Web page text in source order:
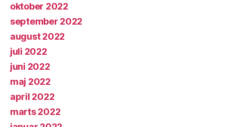
oktober 2022
september 2022
august 2022
juli 2022
juni 2022
maj 2022
april 2022
marts 2022